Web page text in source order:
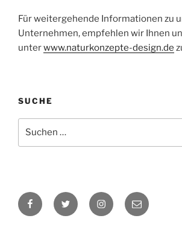
Für weitergehende Informationen zu
Unternehmen, empfehlen wir Ihnen
unterwww.naturkonzepte-design.de
SUCHE
nach:
FacebookTwitter Instagram
E-
Mail